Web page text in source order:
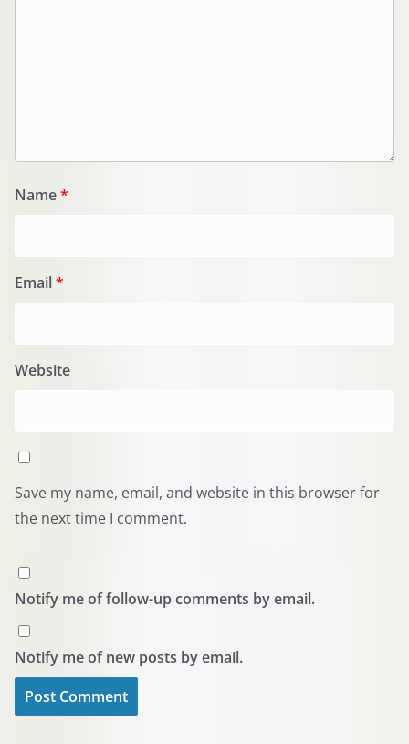
Name*
Email*
Website
Save my name, email, and website in this browser for
the next time I comment.
Notify me of follow-up comments by email.
Notify me of new posts by email.